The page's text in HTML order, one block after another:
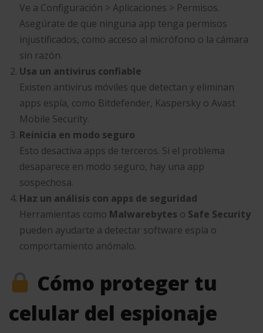
Ve a Configuración > Aplicaciones > Permisos.
Asegúrate de que ninguna app tenga permisos
injustificados, como acceso al micrófono o la cámara
sin razón.
Usa un antivirus confiable
Existen antivirus móviles que detectan y eliminan
apps espía, como Bitdefender, Kaspersky o Avast
Mobile Security.
Reinicia en modo seguro
Esto desactiva apps de terceros. Si el problema
desaparece en modo seguro, hay una app
sospechosa.
Haz un análisis con apps de seguridad
Herramientas como Malwarebytes o Safe Security
pueden ayudarte a detectar software espía o
comportamiento anómalo.
Cómo proteger tu
celular del espionaje